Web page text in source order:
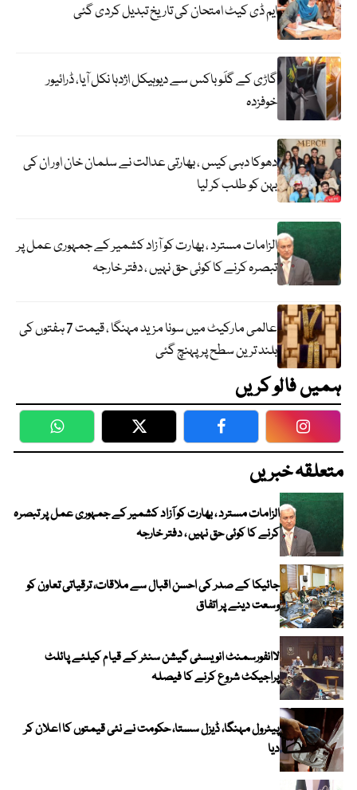
ایم ڈی کیٹ امتحان کی تاریخ تبدیل کردی گئی
گاڑی کے گلَو باکس سے دیوہیکل اژدہا نکل آیا، ڈرائیور
خوفزدہ
دھوکا دہی کیس ، بھارتی عدالت نے سلمان خان اور ان کی
بہن کو طلب کر لیا
الزامات مسترد ، بھارت کو آزاد کشمیر کے جمہوری عمل پر
تبصرہ کرنے کا کوئی حق نہیں ، دفتر خارجہ
عالمی مارکیٹ میں سونا مزید مہنگا ، قیمت 7 ہفتوں کی
بلند ترین سطح پر پہنچ گئی
ہمیں فالو کریں
WhatsApp Twitter Facebook
متعلقہ خبریں
الزامات مسترد ، بھارت کو آزاد کشمیر کے جمہوری عمل پر تبصرہ
کرنے کا کوئی حق نہیں ، دفتر خارجہ
جائیکا کے صدر کی احسن اقبال سے ملاقات، ترقیاتی تعاون کو
وسعت دینے پر اتفاق
لاانفورسمنٹ انویسٹی گیشن سنٹر کے قیام کیلئے پائلٹ
پراجیکٹ شروع کرنے کا فیصلہ
پیٹرول مہنگا، ڈیزل سستا، حکومت نے نئی قیمتوں کا اعلان کر
دیا